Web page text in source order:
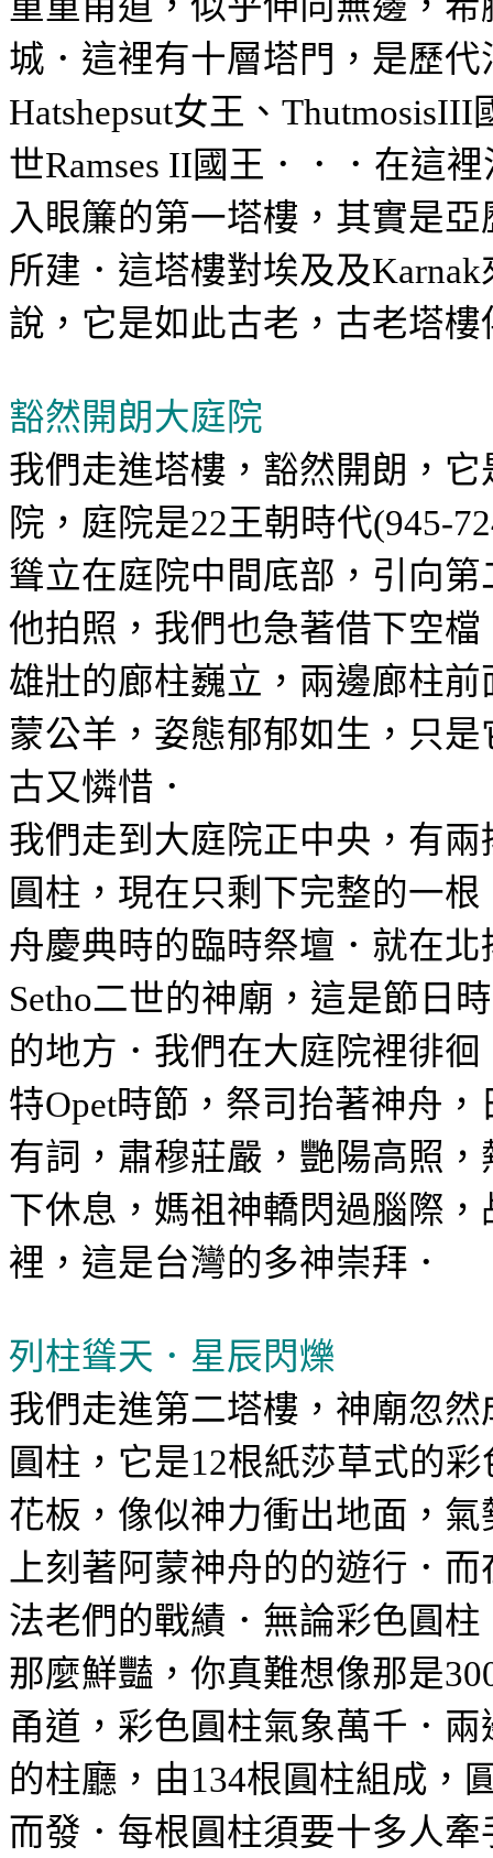
城．這裡有十層塔門，是歷
Hatshepsut女王、 ThutmosisIII
世Ramses II國王．．．在這
入眼簾的第一塔樓，其實是
所建．這塔樓對埃及及Karnak
說，它是如此古老，古老塔
豁然開朗大庭院
我們走進塔樓，豁然開朗，它
院，庭院是22王朝時代(945-
聳立在庭院中間底部，引向
他拍照，我們也急著借下空
雄壯的廊柱巍立，兩邊廊柱
蒙公羊，姿態郁郁如生，只
古又憐惜．
我們走到大庭院正中央，有兩
圓柱，現在只剩下完整的一根
舟慶典時的臨時祭壇．就在
Setho二世的神廟，這是節日
的地方．我們在大庭院裡徘
特Opet時節， 祭司抬著神舟
有詞，肅穆莊嚴，艷陽高照
下休息，媽祖神轎閃過腦際
裡，這是台灣的多神崇拜．
列柱聳天．星辰閃爍
我們走進第二塔樓，神廟忽
圓柱，它是12根紙莎草式的
花板，像似神力衝出地面，氣
上刻著阿蒙神舟的的遊行．
法老們的戰績．無論彩色圓
那麼鮮豔，你真難想像那是
甬道，彩色圓柱氣象萬千．
的柱廳，由134根圓柱組成，
而發．每根圓柱須要十多人